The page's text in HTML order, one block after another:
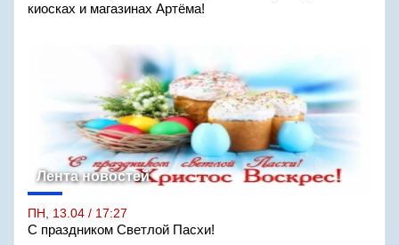
киосках и магазинах Артёма!
Лента новостей
ПН, 13.04 / 17:27
С праздником Светлой Пасхи!